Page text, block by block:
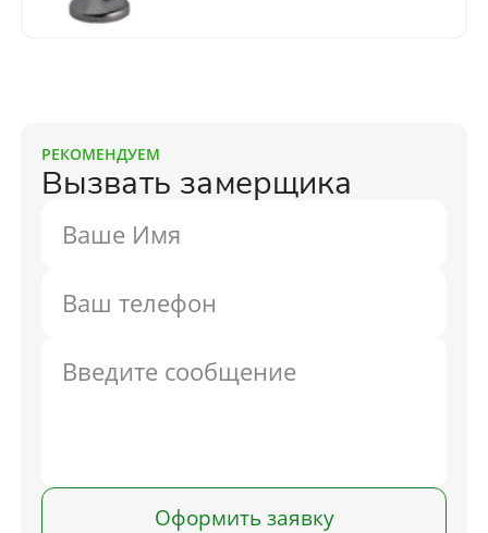
РЕКОМЕНДУЕМ
Вызвать замерщика
Оформить заявку